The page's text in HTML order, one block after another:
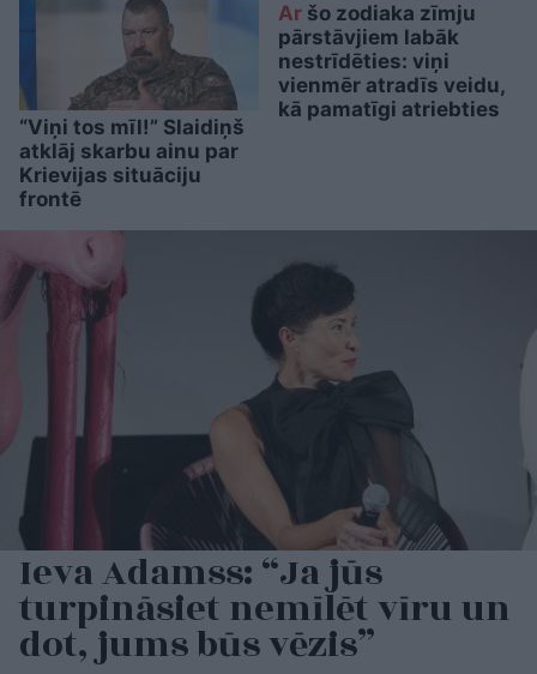
“Viņi tos mīl!” Slaidiņš
atklāj skarbu ainu par
Krievijas situāciju
frontē
Ar šo zodiaka zīmju
pārstāvjiem labāk
nestrīdēties: viņi
vienmēr atradīs veidu,
kā pamatīgi atriebties
Ieva Adamss: “Ja jūs
turpināsiet nemīlēt vīru un
dot, jums būs vēzis”